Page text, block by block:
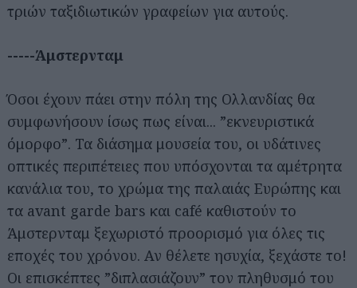
τριών ταξιδιωτικών γραφείων για αυτούς.
-----Άμστερνταμ
Όσοι έχουν πάει στην πόλη της Ολλανδίας θα
συμφωνήσουν ίσως πως είναι... ”εκνευριστικά
όμορφο”. Τα διάσημα μουσεία του, οι υδάτινες
οπτικές περιπέτειες που υπόσχονται τα αμέτρητα
κανάλια του, το χρώμα της παλαιάς Ευρώπης και
τα avant garde bars και café καθιστούν το
Άμστερνταμ ξεχωριστό προορισμό για όλες τις
εποχές του χρόνου. Αν θέλετε ησυχία, ξεχάστε το!
Οι επισκέπτες ”διπλασιάζουν” τον πληθυσμό του